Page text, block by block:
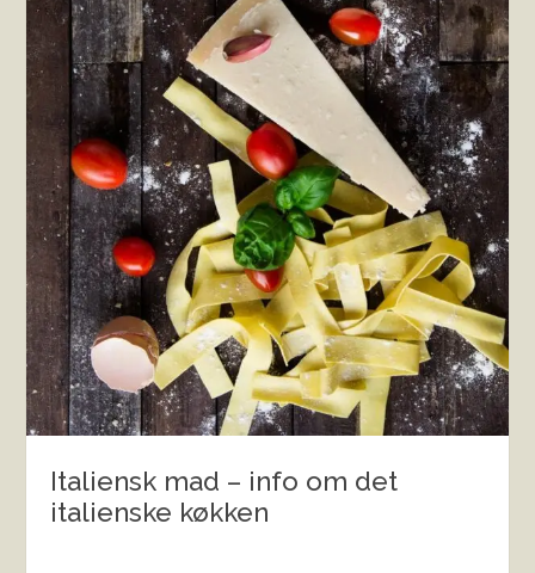
Italiensk mad – info om det
italienske køkken